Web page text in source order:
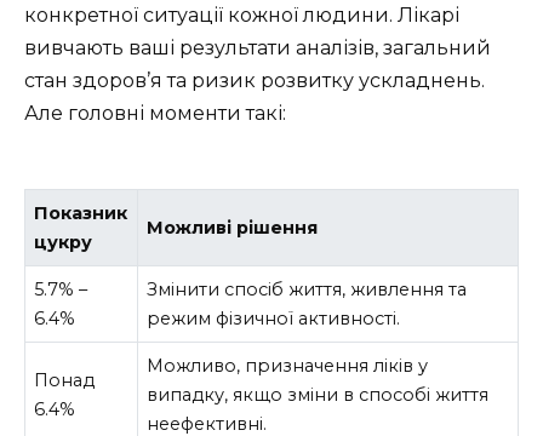
конкретної ситуації кожної людини. Лікарі
вивчають ваші результати аналізів, загальний
стан здоров’я та ризик розвитку ускладнень.
Але головні моменти такі:
Показник
цукру
Можливі рішення
5.7% –
6.4%
Змінити спосіб життя, живлення та
режим фізичної активності.
Понад
6.4%
Можливо, призначення ліків у
випадку, якщо зміни в способі життя
неефективні.